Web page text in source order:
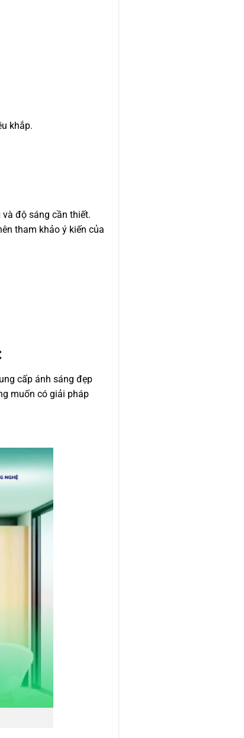
khắp.
độ sáng cần thiết.
tham khảo ý kiến của
cấp ánh sáng đẹp
muốn có giải pháp